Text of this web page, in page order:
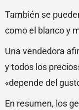
También se
como el blanco y
Una vendedora
y todos los
«depende del
En resumen, los